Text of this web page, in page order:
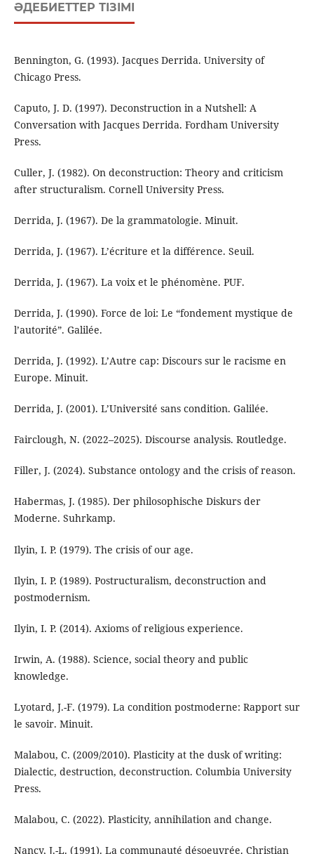
ӘДЕБИЕТТЕР ТІЗІМІ
Bennington, G. (1993). Jacques Derrida. University of
Chicago Press.
Caputo, J. D. (1997). Deconstruction in a Nutshell: A
Conversation with Jacques Derrida. Fordham University
Press.
Culler, J. (1982). On deconstruction: Theory and criticism
after structuralism. Cornell University Press.
Derrida, J. (1967). De la grammatologie. Minuit.
Derrida, J. (1967). L’écriture et la différence. Seuil.
Derrida, J. (1967). La voix et le phénomène. PUF.
Derrida, J. (1990). Force de loi: Le “fondement mystique de
l’autorité”. Galilée.
Derrida, J. (1992). L’Autre cap: Discours sur le racisme en
Europe. Minuit.
Derrida, J. (2001). L’Université sans condition. Galilée.
Fairclough, N. (2022–2025). Discourse analysis. Routledge.
Filler, J. (2024). Substance ontology and the crisis of reason.
Habermas, J. (1985). Der philosophische Diskurs der
Moderne. Suhrkamp.
Ilyin, I. P. (1979). The crisis of our age.
Ilyin, I. P. (1989). Postructuralism, deconstruction and
postmodernism.
Ilyin, I. P. (2014). Axioms of religious experience.
Irwin, A. (1988). Science, social theory and public
knowledge.
Lyotard, J.-F. (1979). La condition postmoderne: Rapport sur
le savoir. Minuit.
Malabou, C. (2009/2010). Plasticity at the dusk of writing:
Dialectic, destruction, deconstruction. Columbia University
Press.
Malabou, C. (2022). Plasticity, annihilation and change.
Nancy, J.-L. (1991). La communauté désoeuvrée. Christian